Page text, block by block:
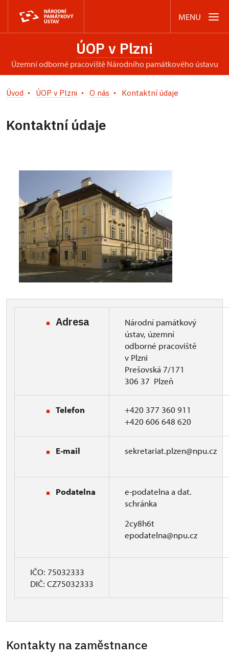
MENU
ÚOP v Plzni
územní odborné pracoviště Národního památkového ústavu
Úvod ÚOP v Plzni O nás Kontaktní údaje
Kontaktní údaje
Adresa
Národní památkový
ústav, územní
odborné pracoviště
v Plzni
Prešovská 7/171
306 37 Plzeň
Telefon
+420 377 360 911
+420 606 648 620
E-mail sekretariat.plzen@npu.cz
Podatelna
e-podatelna a dat.
schránka
2cy8h6t
epodatelna@npu.cz
IČO: 75032333
DIČ: CZ75032333
Kontakty na zaměstnance